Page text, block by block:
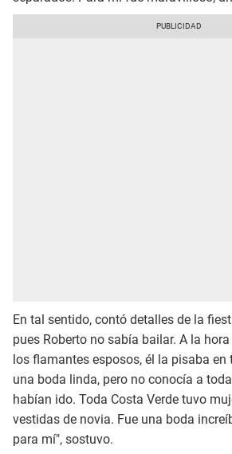
En tal sentido, contó detalles de la
pues Roberto no sabía bailar. A la
los flamantes esposos, él la pisaba en
una boda linda, pero no conocía a
habían ido. Toda Costa Verde tuvo
vestidas de novia. Fue una boda
para mí", sostuvo.